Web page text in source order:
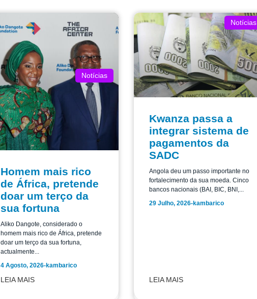
Notícias
Homem mais rico
de África, pretende
doar um terço da
sua fortuna
Aliko Dangote, considerado o
homem mais rico de África, pretende
doar um terço da sua fortuna,
actualmente...
4 Agosto, 2026-kambarico
LEIA MAIS
Notícias
Kwanza passa a
integrar sistema de
pagamentos da
SADC
Angola deu um passo importante no
fortalecimento da sua moeda. Cinco
bancos nacionais (BAI, BIC, BNI,...
29 Julho, 2026-kambarico
LEIA MAIS